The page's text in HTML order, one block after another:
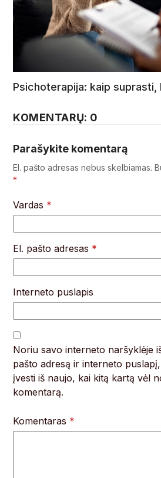
Psichoterapija: kaip suprasti,
KOMENTARŲ: 0
Parašykite komentarą
El. pašto adresas nebus skelbiamas.
*
Vardas *
El. pašto adresas *
Interneto puslapis
Noriu savo interneto naršyklėje
pašto adresą ir interneto
įvesti iš naujo, kai kitą kartą vėl
komentarą.
Komentaras *